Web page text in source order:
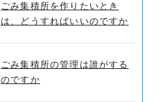
ごみ集積所を作りたいとき
は、どうすればいいのですか
ごみ集積所の管理は誰がする
のですか